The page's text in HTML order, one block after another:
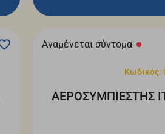
Αναμένεται σύντομα
Κωδικός:
ΑΕΡΟΣΥΜΠΙΕΣΤΗΣ